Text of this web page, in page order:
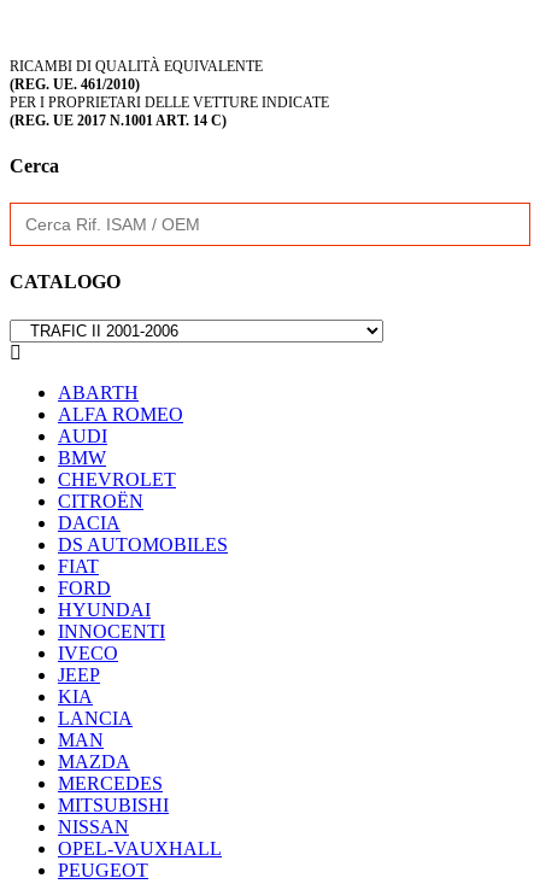
RICAMBI DI QUALITÀ EQUIVALENTE
(REG. UE. 461/2010)
PER I PROPRIETARI DELLE VETTURE INDICATE
(REG. UE 2017 N.1001 ART. 14 C)
Cerca
Search
for:
CATALOGO

ABARTH
ALFA ROMEO
AUDI
BMW
CHEVROLET
CITROËN
DACIA
DS AUTOMOBILES
FIAT
FORD
HYUNDAI
INNOCENTI
IVECO
JEEP
KIA
LANCIA
MAN
MAZDA
MERCEDES
MITSUBISHI
NISSAN
OPEL-VAUXHALL
PEUGEOT